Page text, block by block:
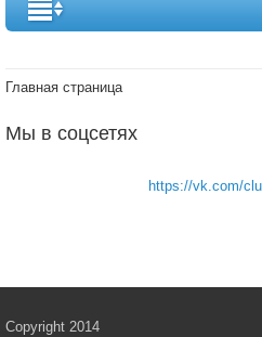
Главная страница
Мы в соцсетях
https://vk.com/
Copyright 2014